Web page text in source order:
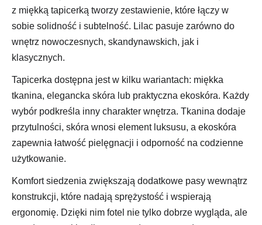
z miękką tapicerką tworzy zestawienie, które łączy w
sobie solidność i subtelność. Lilac pasuje zarówno do
wnętrz nowoczesnych, skandynawskich, jak i
klasycznych.
Tapicerka dostępna jest w kilku wariantach: miękka
tkanina, elegancka skóra lub praktyczna ekoskóra. Każdy
wybór podkreśla inny charakter wnętrza. Tkanina dodaje
przytulności, skóra wnosi element luksusu, a ekoskóra
zapewnia łatwość pielęgnacji i odporność na codzienne
użytkowanie.
Komfort siedzenia zwiększają dodatkowe pasy wewnątrz
konstrukcji, które nadają sprężystość i wspierają
ergonomię. Dzięki nim fotel nie tylko dobrze wygląda, ale